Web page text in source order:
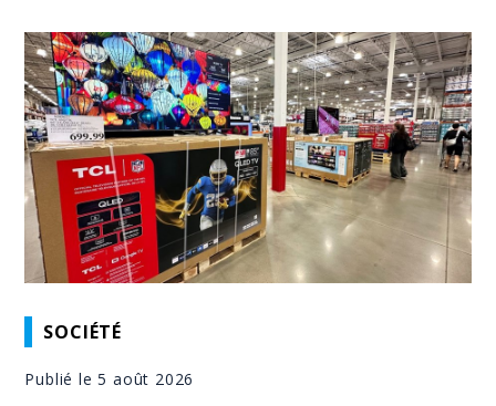
SOCIÉTÉ
Publié le 5 août 2026